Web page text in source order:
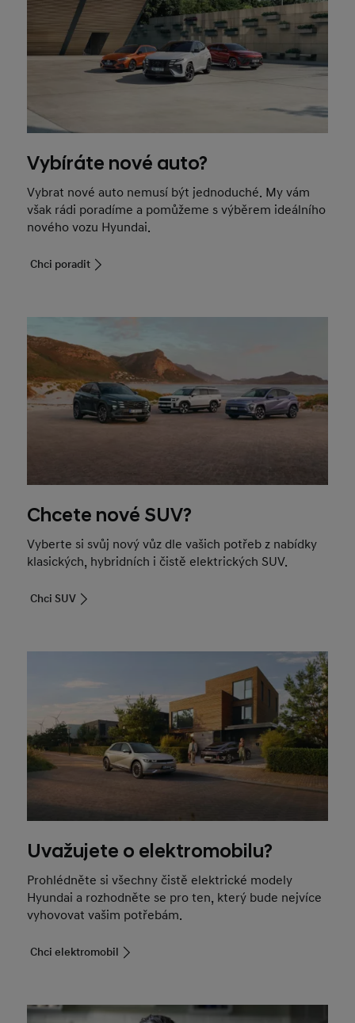
Vybíráte nové auto?
Vybrat nové auto nemusí být jednoduché. My vám
však rádi poradíme a pomůžeme s výběrem ideálního
nového vozu Hyundai.
Chci poradit
Chcete nové SUV?
Vyberte si svůj nový vůz dle vašich potřeb z nabídky
klasických, hybridních i čistě elektrických SUV.
Chci SUV
Uvažujete o elektromobilu?
Prohlédněte si všechny čistě elektrické modely
Hyundai a rozhodněte se pro ten, který bude nejvíce
vyhovovat vašim potřebám.
Chci elektromobil